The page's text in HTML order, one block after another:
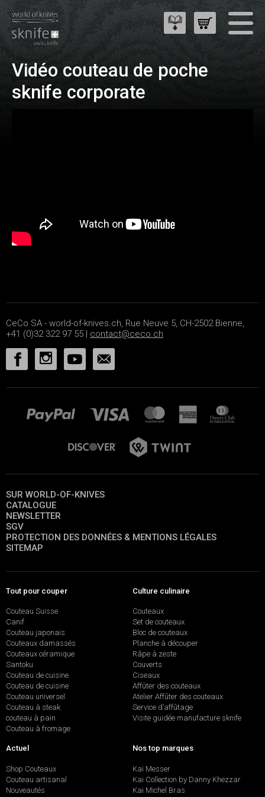
Vidéo couteau de poche
sknife corporate
CeCo SA - world-of-knives.ch, Rue Neuve 5, CH-2502 Bienne,
+41 (0)32 322 97 55 | contact@ceco.ch
SUR WORLD-OF-KNIVES
CATALOGUE
NEWSLETTER
SGV
PROTECTION DES DONNÉES & MENTIONS LÉGALES
SITEMAP
Tout pour couper
Couteau Suisse
Canif
Couteau japonais
Couteaux damassés
Couteaux céramique
Santoku
Couteau de cuisine
Couteau de cuisine
Couteau universel
Couteau à steak
couteau à pain
Couteau à fromage
Culture culinaire
Couteaux
Set de couteaux
Bloc de couteaux
Planche à découper
Râpe à zeste
Couverts
Ciseaux
Affûter des couteaux
Atelier Affûter des couteaux
Service d’affûtage
Visite guidée manufacture sknife
Actuel
Shop Couteaux
Couteau artisanal
Nouveautés
Nos top marques
Kai Messer
Kai Collection by Danny Khezzar
Kai Michel Bras